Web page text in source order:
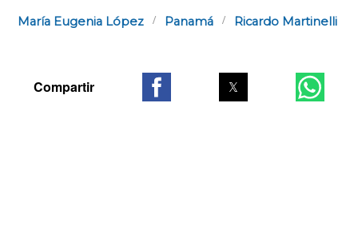
María Eugenia López Panamá Ricardo Martinelli